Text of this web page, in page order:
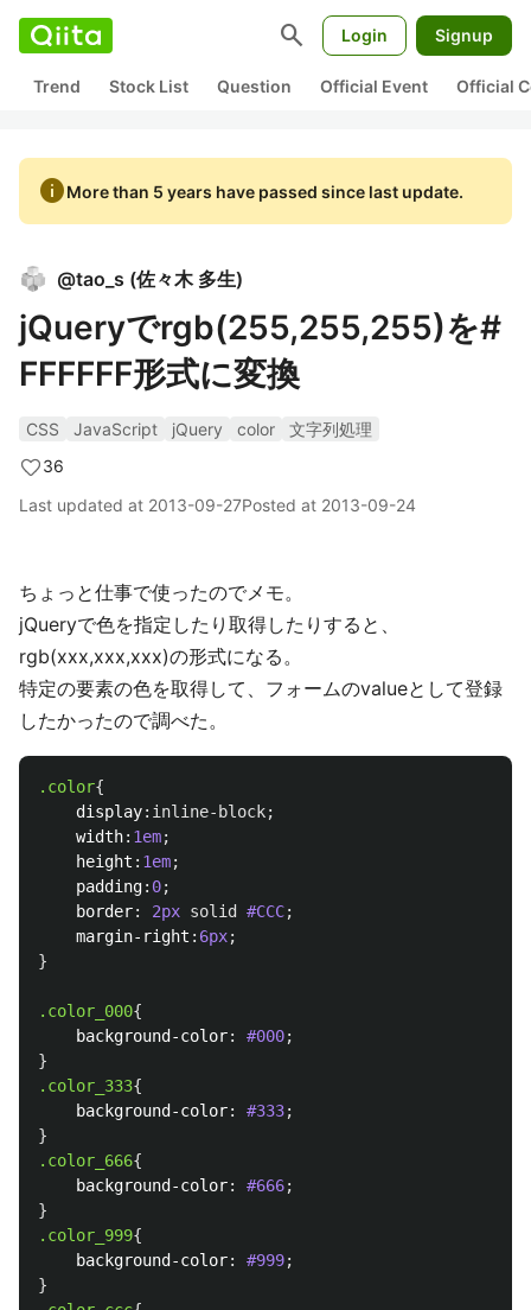
search Login Signup
Trend Stock List Question Official Event Official
infoMore than 5 years have passed since last update.
@tao_s (佐々木 多生)
jQueryでrgb(255,255,255)を#
FFFFFF形式に変換
CSS JavaScript jQuery color
文字列処理
36
Last updated at 2013-09-27Posted at 2013-09-24
ちょっと仕事で使ったのでメモ。
jQueryで色を指定したり取得したりすると、
rgb(xxx,xxx,xxx)の形式になる。
特定の要素の色を取得して、フォームのvalueとして登録
したかったので調べた。
.color{
display: inline-block;
width: 1em;
height : 1em;
padding: 0;
border: 2px solid #CCC;
margin-right : 6px;
}
.color_000{
background-color: #000;
}
.color_333{
background-color: #333;
}
.color_666{
background-color: #666;
}
.color_999{
background-color: #999;
}